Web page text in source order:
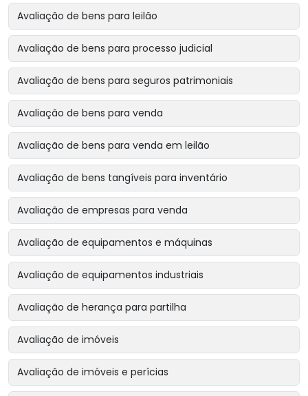
Avaliação de bens para leilão
Avaliação de bens para processo judicial
Avaliação de bens para seguros patrimoniais
Avaliação de bens para venda
Avaliação de bens para venda em leilão
Avaliação de bens tangíveis para inventário
Avaliação de empresas para venda
Avaliação de equipamentos e máquinas
Avaliação de equipamentos industriais
Avaliação de herança para partilha
Avaliação de imóveis
Avaliação de imóveis e perícias